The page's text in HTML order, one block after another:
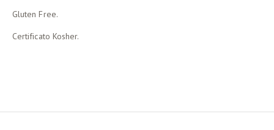
Gluten Free.
Certificato Kosher.